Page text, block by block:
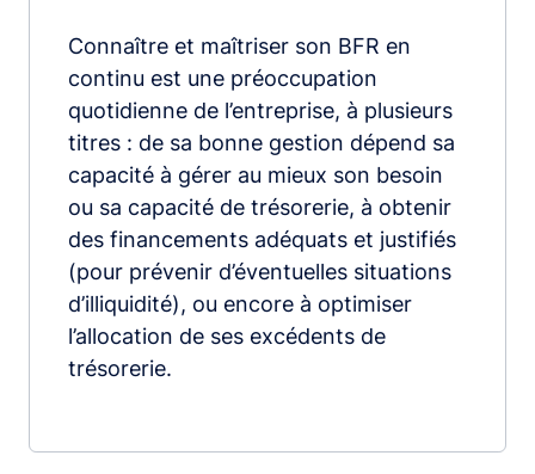
Connaître et maîtriser son BFR en
continu est une préoccupation
quotidienne de l’entreprise, à plusieurs
titres : de sa bonne gestion dépend sa
capacité à gérer au mieux son besoin
ou sa capacité de trésorerie, à obtenir
des financements adéquats et justifiés
(pour prévenir d’éventuelles situations
d’illiquidité), ou encore à optimiser
l’allocation de ses excédents de
trésorerie.